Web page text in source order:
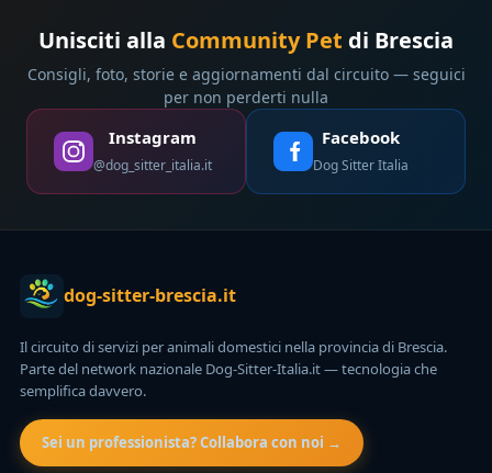
Unisciti alla Community Pet di Brescia
Consigli, foto, storie e aggiornamenti dal circuito — seguici
per non perderti nulla
Instagram
@dog_sitter_italia.it
Facebook
Dog Sitter Italia
dog-sitter-brescia.it
Il circuito di servizi per animali domestici nella provincia di Brescia.
Parte del network nazionale Dog-Sitter-Italia.it — tecnologia che
semplifica davvero.
Sei un professionista? Collabora con noi →